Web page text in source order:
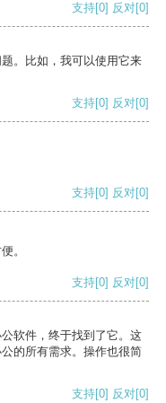
支持[0] 反对[0]
。比如，我可以使用它来
支持[0] 反对[0]
支持[0] 反对[0]
。
支持[0] 反对[0]
软件，终于找到了它。这
的所有需求。操作也很简
支持[0] 反对[0]